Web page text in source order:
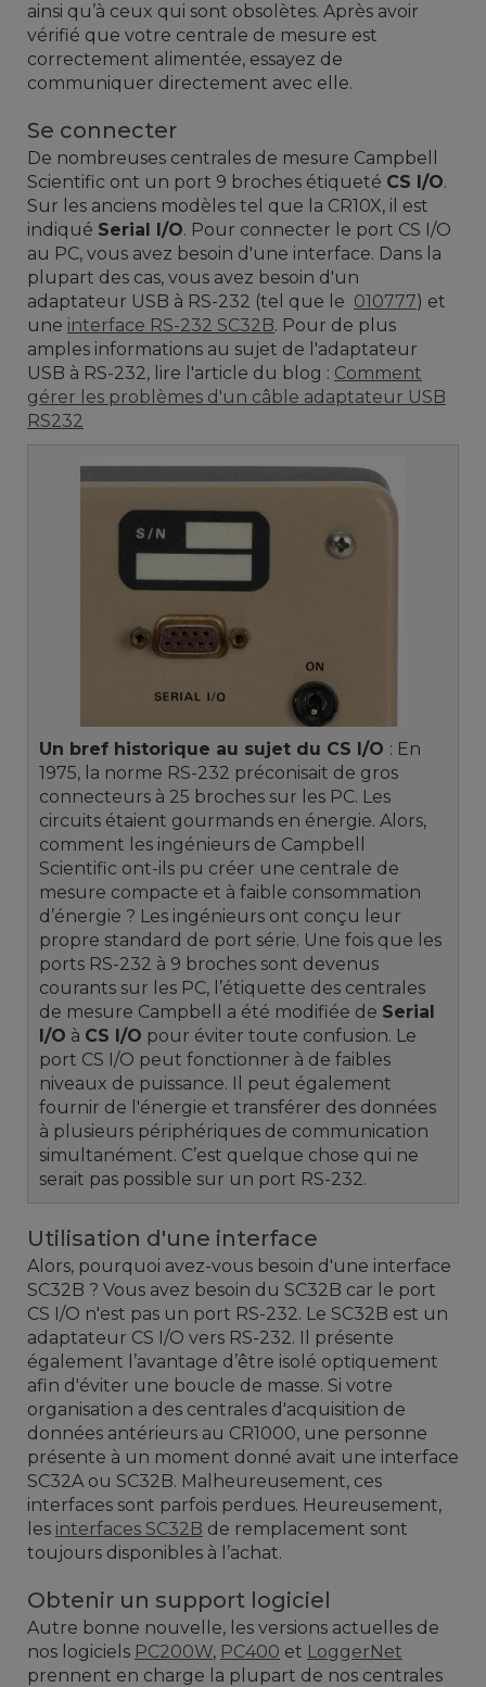
ainsi qu’à ceux qui sont obsolètes. Après avoir
vérifié que votre centrale de mesure est
correctement alimentée, essayez de
communiquer directement avec elle.
Se connecter
De nombreuses centrales de mesure Campbell
Scientific ont un port 9 broches étiqueté CS I/O.
Sur les anciens modèles tel que la CR10X, il est
indiqué Serial I/O. Pour connecter le port CS I/O
au PC, vous avez besoin d'une interface. Dans la
plupart des cas, vous avez besoin d'un
adaptateur USB à RS-232 (tel que le 010777) et
une interface RS-232 SC32B. Pour de plus
amples informations au sujet de l'adaptateur
USB à RS-232, lire l'article du blog : Comment
gérer les problèmes d'un câble adaptateur USB
RS232
Un bref historique au sujet du CS I/O : En
1975, la norme RS-232 préconisait de gros
connecteurs à 25 broches sur les PC. Les
circuits étaient gourmands en énergie. Alors,
comment les ingénieurs de Campbell
Scientific ont-ils pu créer une centrale de
mesure compacte et à faible consommation
d’énergie ? Les ingénieurs ont conçu leur
propre standard de port série. Une fois que les
ports RS-232 à 9 broches sont devenus
courants sur les PC, l’étiquette des centrales
de mesure Campbell a été modifiée de Serial
I/O à CS I/O pour éviter toute confusion. Le
port CS I/O peut fonctionner à de faibles
niveaux de puissance.
Il peut également
fournir de l'énergie et transférer des données
à plusieurs périphériques de communication
simultanément. C’est quelque chose qui ne
serait pas possible sur un port RS-232.
Utilisation d'une interface
Alors, pourquoi avez-vous besoin d'une interface
SC32B ? Vous avez besoin du SC32B car le port
CS I/O n'est pas un port RS-232. Le SC32B est un
adaptateur CS I/O vers RS-232. Il présente
également l’avantage d’être isolé optiquement
afin d'éviter une boucle de masse. Si votre
organisation a des centrales d'acquisition de
données antérieurs au CR1000, une personne
présente à un moment donné avait une interface
SC32A ou SC32B. Malheureusement, ces
interfaces sont parfois perdues. Heureusement,
les interfaces SC32B de remplacement sont
toujours disponibles à l’achat.
Obtenir un support logiciel
Autre bonne nouvelle, les versions actuelles de
nos logiciels PC200W, PC400 et LoggerNet
prennent en charge la plupart de nos centrales